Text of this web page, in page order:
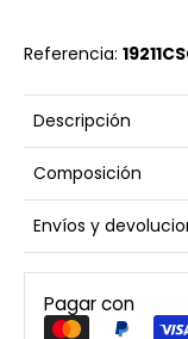
Referencia:
Descripción
Composición
Envíos y
Pagar con